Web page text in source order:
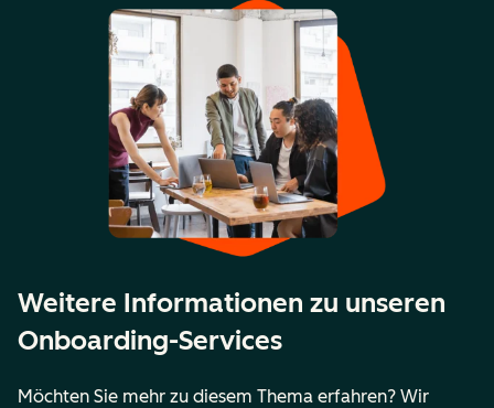
Weitere Informationen zu unseren
Onboarding-Services
Möchten Sie mehr zu diesem Thema erfahren? Wir